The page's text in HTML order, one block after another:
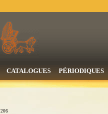
CATALOGUES PÉRIODIQUES
206